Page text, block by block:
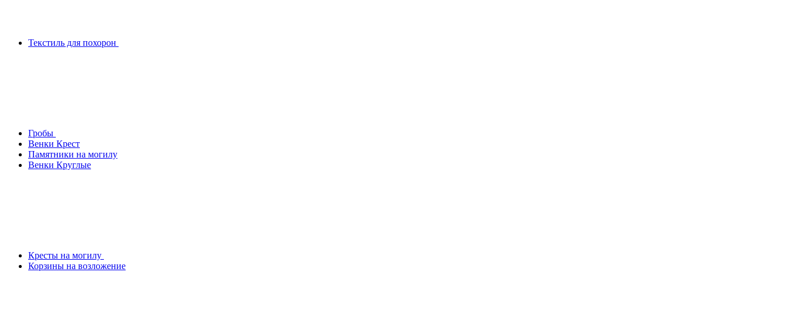
Текстиль для похорон
Гробы
Венки Крест
Памятники на могилу
Венки Круглые
Кресты на могилу
Корзины на возложение